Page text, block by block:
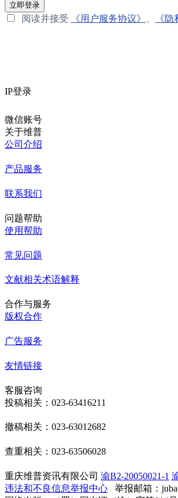
立即登录
阅读并接受 《用户服务协议》 《隐
IP登录
微信账号
关于维普
公司介绍
产品服务
联系我们
问题帮助
使用帮助
常见问题
文献相关术语解释
合作与服务
版权合作
广告服务
友情链接
客服咨询
投稿相关：023-63416211
撤稿相关：023-63012682
查重相关：023-63506028
重庆维普资讯有限公司 渝B2-20050021-1
违法和不良信息举报中心 举报邮箱：